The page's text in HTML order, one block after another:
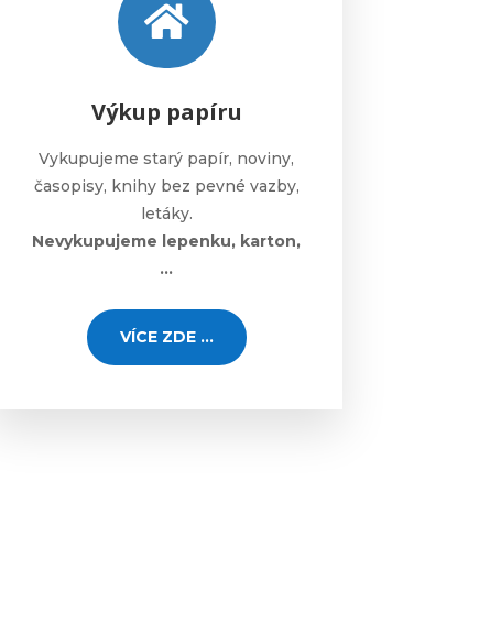

Výkup papíru
Vykupujeme starý papír, noviny,
časopisy, knihy bez pevné vazby,
letáky.
Nevykupujeme lepenku, karton,
…
VÍCE ZDE ...